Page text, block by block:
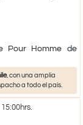
Pour Homme de
, con una amplia
a todo el país.